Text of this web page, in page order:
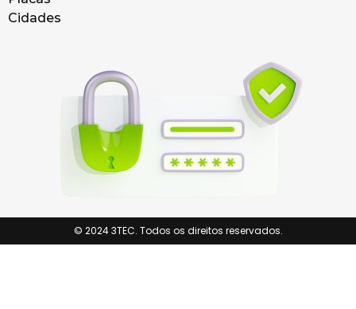
Cidades
© 2024 3TEC. Todos os direitos reservados.